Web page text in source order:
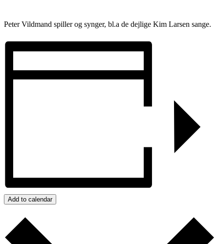
Peter Vildmand spiller og synger, bl.a de dejlige Kim Larsen sange.
Add to calendar